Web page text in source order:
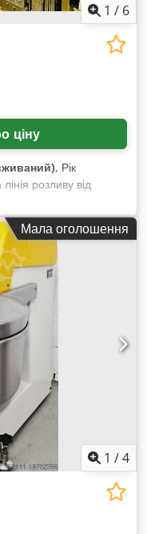
1 / 6
ціну
, Рік
розливу від
Формат: гібельна/
л, продуктивність:
Д/Ш/В: приблизно
13000 кг,
3x Elopak
700 кПа, вага:
Oystar A+F
Raj Ammea
Мала оголошення
1 /4